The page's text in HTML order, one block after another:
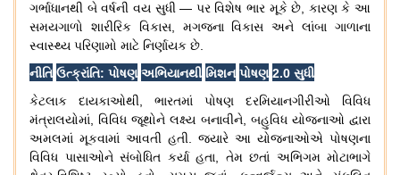
ગર્ભાધાનથી બે વર્ષની વય સુધી— પર વિશેષ ભાર મૂકે છે, કારણ કે આ
સમયગાળો
શારીરિક વિકાસ, મગજના વિકાસ અને લાંબા ગાળાના
સ્વાસ્થ્ય પરિણામો માટે નિર્ણાયક છે.
નીતિ ઉત્ક્રાંતિ: પોષણ અભિયાનથી મિશન પોષણ 2.0 સુધી
કેટલાક
દાયકાઓથી, ભારતમાં પોષણ દરમિયાનગીરીઓ
વિવિધ
મંત્રાલયોમાં, વિવિધ જૂથોને લક્ષ્ય બનાવીને, બહુવિધ યોજનાઓ દ્વારા
અમલમાં મૂકવામાં આવતી હતી. જ્યારે આ યોજનાઓએ પોષણના
વિવિધ પાસાઓને સંબોધિત કર્યા હતા, તેમ છતાં અભિગમ મોટાભાગે